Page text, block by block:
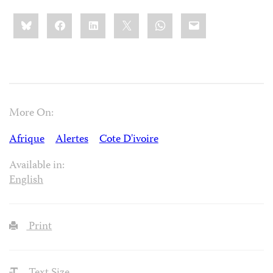
Share
this:BlueskyFacebookLinkedIn WhatsApp
Email
More On:
Afrique
Alertes
Cote D'ivoire
Available in:
English
Print